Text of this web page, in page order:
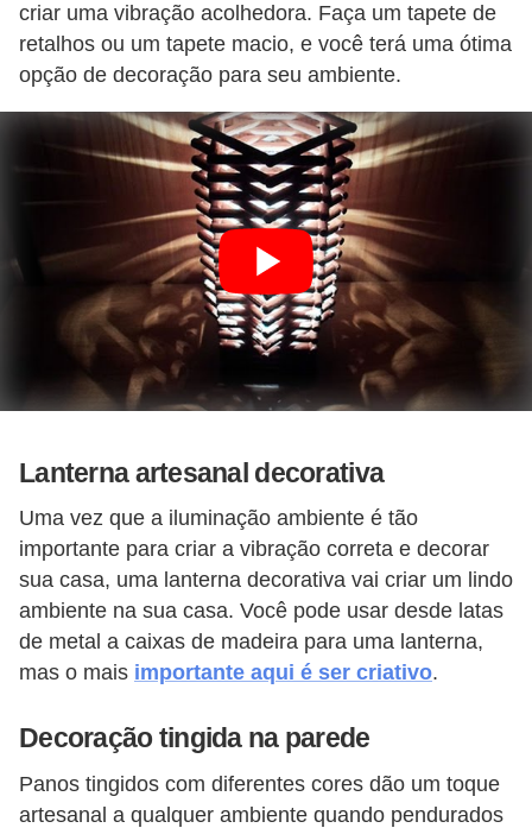
criar uma vibração acolhedora. Faça um tapete de
retalhos ou um tapete macio, e você terá uma ótima
opção de decoração para seu ambiente.
Lanterna artesanal decorativa
Uma vez que a iluminação ambiente é tão
importante para criar a vibração correta e decorar
sua casa, uma lanterna decorativa vai criar um lindo
ambiente na sua casa. Você pode usar desde latas
de metal a caixas de madeira para uma lanterna,
mas o mais importante aqui é ser criativo.
Decoração tingida na parede
Panos tingidos com diferentes cores dão um toque
artesanal a qualquer ambiente quando pendurados